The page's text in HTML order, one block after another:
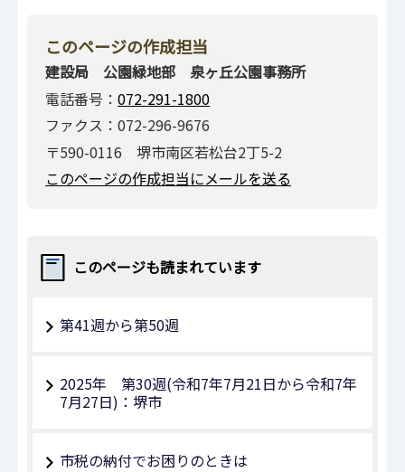
このページの作成担当
建設局 公園緑地部 泉ヶ丘公園事務所
電話番号： 072-291-1800
ファクス：072-296-9676
〒590-0116 堺市南区若松台2丁5-2
このページの作成担当にメールを送る
このページも読まれています
第41週から第50週
2025年 第30週(令和7年7月21日から令和7年
7月27日)：堺市
市税の納付でお困りのときは